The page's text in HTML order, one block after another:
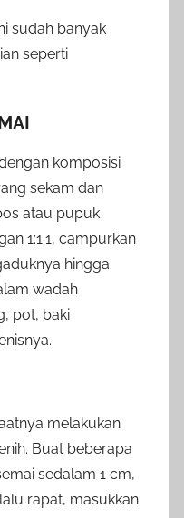
sudah banyak
seperti
komposisi
sekam dan
atau pupuk
1:1:1, campurkan
hingga
wadah
pot, baki
melakukan
Buat beberapa
sedalam 1 cm,
rapat, masukkan